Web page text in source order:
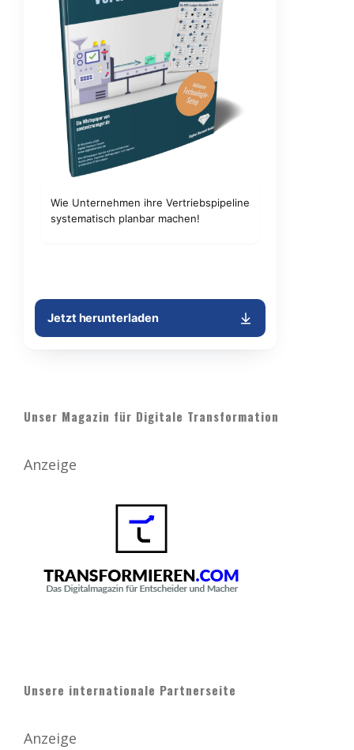
Unser Magazin für Digitale Transformation
Anzeige
Unsere internationale Partnerseite
Anzeige